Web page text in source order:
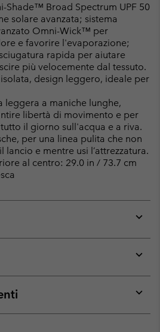
Shade™ Broad Spectrum UPF 50
solare avanzata; sistema
Omni-Wick™ per
e favorire l'evaporazione;
rapida per aiutare
più velocemente dal tessuto.
design leggero, ideale per
leggera a maniche lunghe,
libertà di movimento e per
il giorno sull'acqua e a riva.
per una linea pulita che non
lancio e mentre usi l’attrezzatura.
al centro: 29.0 in / 73.7 cm
or
or
or